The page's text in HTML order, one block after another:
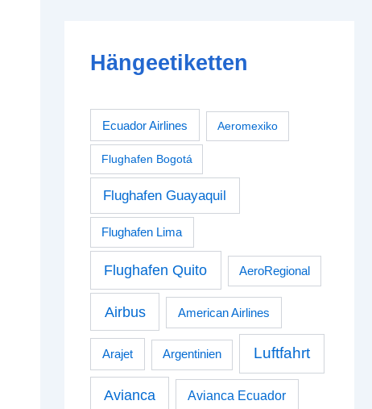
Hängeetiketten
Ecuador Airlines Aeromexiko
Flughafen Bogotá
Flughafen Guayaquil
Flughafen Lima
Flughafen Quito AeroRegional
Airbus American Airlines
Arajet Argentinien Luftfahrt
Avianca Avianca Ecuador